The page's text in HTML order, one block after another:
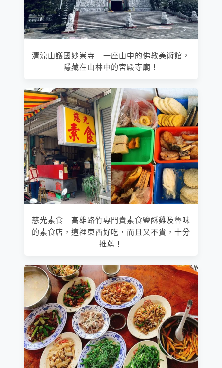
清涼山護國妙崇寺｜一座山中的佛教美術館，
隱藏在山林中的宮殿寺廟！
慈光素食｜高雄路竹專門賣素食鹽酥雞及魯味
的素食店，這裡東西好吃，而且又不貴，十分
推薦！